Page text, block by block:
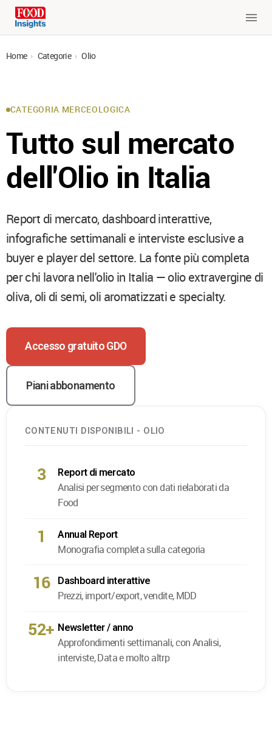
Home › Categorie › Olio
CATEGORIA MERCEOLOGICA
Tutto sul mercato
dell'Olio in Italia
Report di mercato, dashboard interattive,
infografiche settimanali e interviste esclusive a
buyer e player del settore. La fonte più completa
per chi lavora nell'olio in Italia — olio extravergine di
oliva, oli di semi, oli aromatizzati e specialty.
Accesso gratuito GDO
Piani abbonamento
CONTENUTI DISPONIBILI - OLIO
3 Report di mercato
Analisi per segmento con dati rielaborati da
Food
1 Annual Report
Monografia completa sulla categoria
16 Dashboard interattive
Prezzi, import/export, vendite, MDD
52+ Newsletter / anno
Approfondimenti settimanali, con Analisi,
interviste, Data e molto altrp